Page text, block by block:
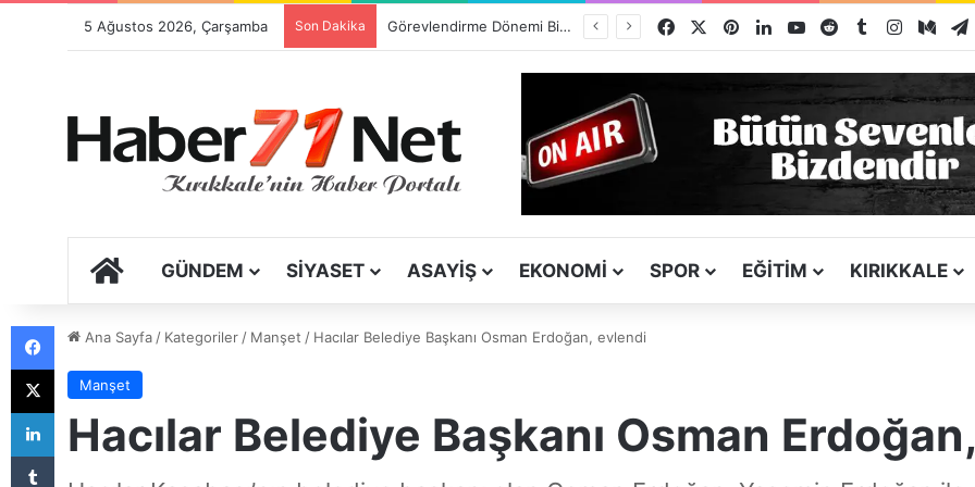
5 Ağustos 2026, Çarşamba Son Dakika Kız Kardeşini Öldüren Firari Mandırada Yakalandı Facebook PinterestLinkedInYouTubeRedditTumblrInstagram
ANA SAYFA
GÜNDEM SIYASET ASAYIŞ EKONOMI SPOR EĞITIM KIRIKKALE
Ana Sayfa/ Kategoriler/ Manşet / Hacılar Belediye Başkanı Osman Erdoğan, evlendi
Manşet
Hacılar Belediye Başkanı Osman
Tumblr